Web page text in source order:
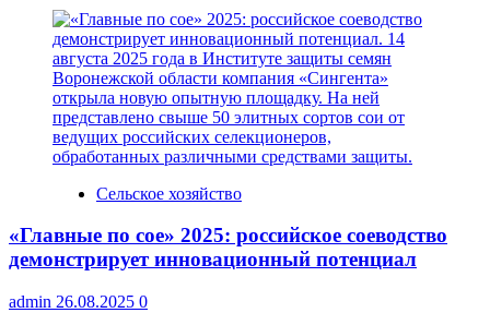
о
Воронежская
область
признана
лучшей
в
стране
по
мобилизационной
Сельское хозяйство
«Главные по сое» 2025: российское соеводство
демонстрирует инновационный потенциал
admin 26.08.2025 0